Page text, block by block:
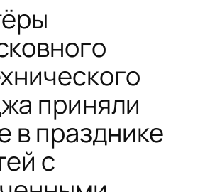
приняли
в празднике
с